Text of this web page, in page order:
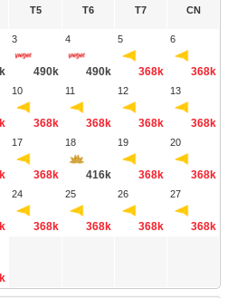
T5 T6 T7 CN
3
490k
4
490k
5
368k
6
368k
10
368k
11
368k
12
368k
13
368k
17
368k
18
416k
19
368k
20
368k
24
368k
25
368k
26
368k
27
368k